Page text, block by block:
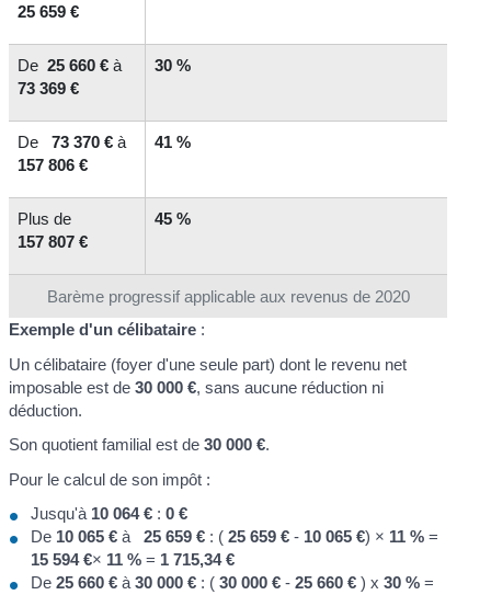
Barème progressif applicable aux revenus de 2020
25 659 €
De25 660 € à
73 369 €
30 %
De73 370 € à
157 806 €
41 %
Plus de
157 807 €
45 %
Exemple d'un célibataire :
Un célibataire (foyer d'une seule part) dont le revenu net
imposable est de30 000 €, sans aucune réduction ni
déduction.
Son quotient familial est de30 000 €.
Pour le calcul de son impôt :
Jusqu'à 10 064 € :0 €
De 10 065 € à25 659 € : (25 659 € - 10 065 €) × 11 % =
15 594 €× 11 % = 1 715,34 €
De25 660 € à30 000 € : (30 000 € -25 660 € ) x30 % =